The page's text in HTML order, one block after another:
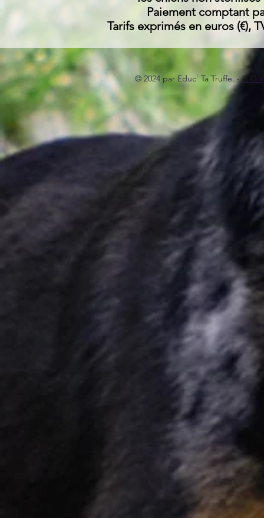
Paiement comptant
Tarifs exprimés en euros (€),
© 2024 par Educ' Ta Truffe. -